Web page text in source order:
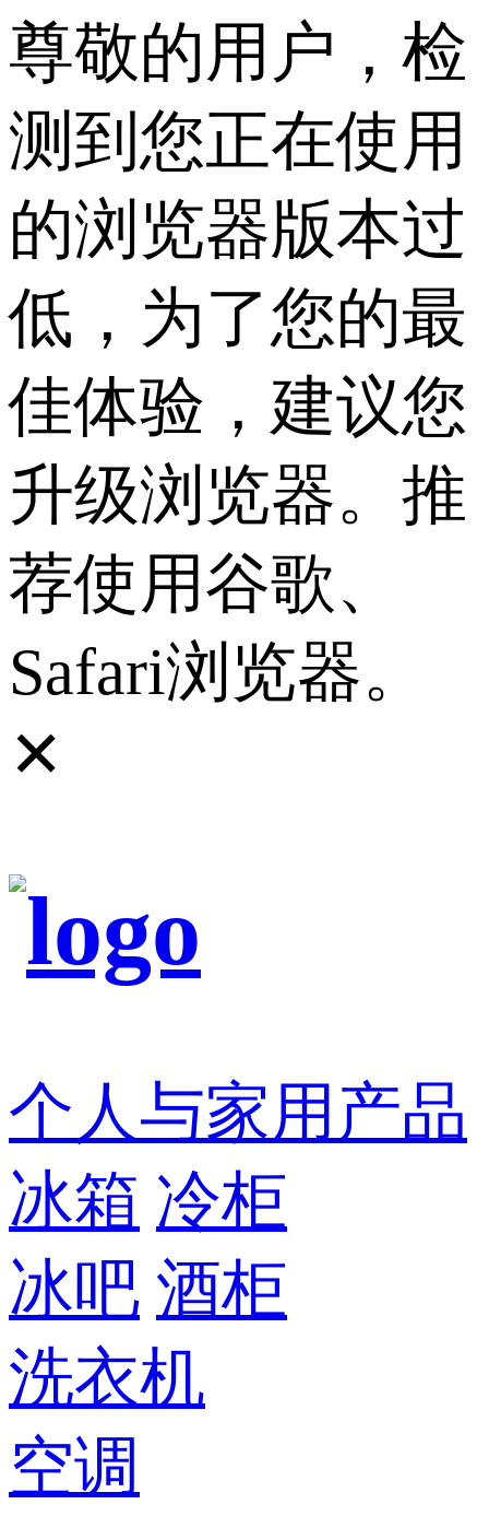
尊敬的用户，检
测到您正在使用
的浏览器版本过
低，为了您的最
佳体验，建议您
升级浏览器。推
荐使用谷歌、
Safari浏览器。
✕
个人与家用产品
冰箱 冷柜
冰吧 酒柜
洗衣机
空调